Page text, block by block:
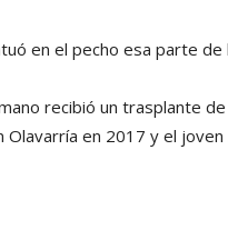
en el pecho esa parte
recibió un trasplante
en 2017 y el